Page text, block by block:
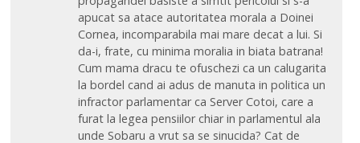
apucat sa atace autoritatea morala a Doinei
Cornea, incomparabila mai mare decat a lui. Si
da-i, frate, cu minima moralia in biata batrana!
Cum mama dracu te ofuschezi ca un calugarita
la bordel cand ai adus de manuta in politica un
infractor parlamentar ca Server Cotoi, care a
furat la legea pensiilor chiar in parlamentul ala
unde Sobaru a vrut sa se sinucida? Cat de